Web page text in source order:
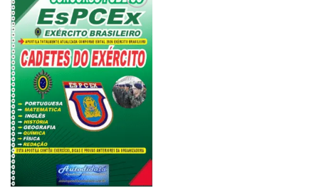
Add to
wishlist